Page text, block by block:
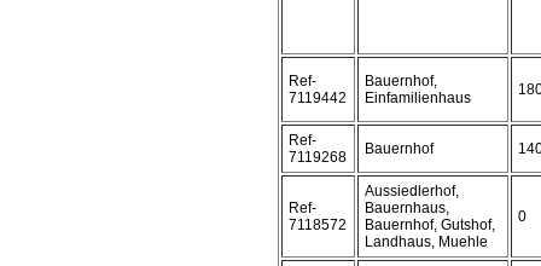
Ref-
7119442
Bauernhof,
Einfamilienhaus
Ref-
7119268
Bauernhof
Ref-
7118572
Aussiedlerhof,
Bauernhaus,
Bauernhof, Gutshof,
Landhaus, Muehle
0